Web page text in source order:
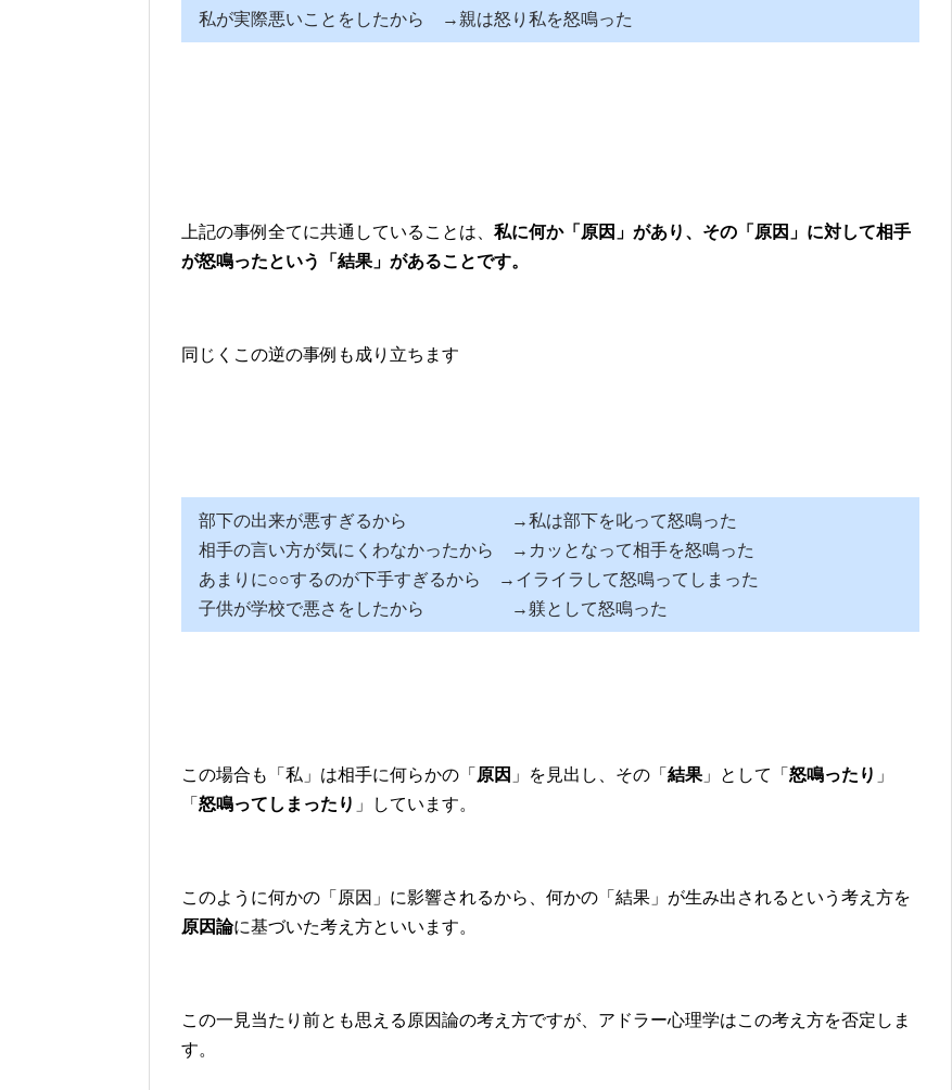
私が実際悪いことをしたから →親は怒り私を怒鳴った
上記の事例全てに共通していることは、 私に何か「原因」があり、その「原因」に対して相手
が怒鳴ったという「結果」があることです。
同じくこの逆の事例も成り立ちます
部下の出来が悪すぎるから →私は部下を叱って怒鳴った
相手の言い方が気にくわなかったから →カッとなって相手を怒鳴った
あまりに○○するのが下手すぎるから →イライラして怒鳴ってしまった
子供が学校で悪さをしたから →躾として怒鳴った
この場合も「私」は相手に何らかの「 原因 」を見出し、その「 結果 」として「 怒鳴ったり 」
「 怒鳴ってしまったり 」しています。
このように何かの「原因」に影響されるから、何かの「結果」が生み出されるという考え方を
原因論に基づいた考え方といいます。
この一見当たり前とも思える原因論の考え方ですが、アドラー心理学はこの考え方を否定しま
す。